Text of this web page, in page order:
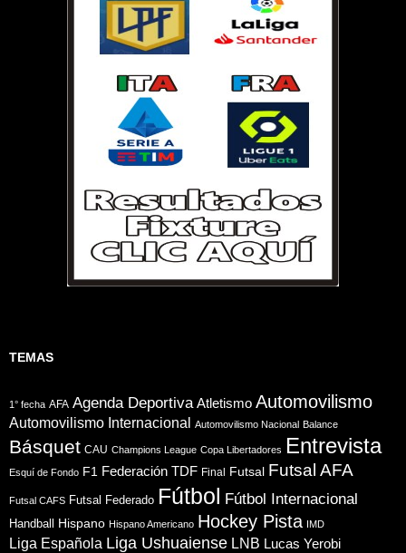
TEMAS
1° fecha AFA Agenda Deportiva Atletismo Automovilismo
Automovilismo Internacional Automovilismo Nacional Balance
Básquet CAU Champions League Copa Libertadores Entrevista
Esquí de Fondo F1 Federación TDF Final Futsal Futsal AFA
Futsal CAFS Futsal Federado Fútbol Fútbol Internacional
Handball Hispano Hispano Americano Hockey Pista IMD
Liga Española Liga Ushuaiense LNB Lucas Yerobi